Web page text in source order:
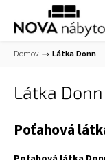
Domov / Látka Donn
Látka Donn
Poťahová